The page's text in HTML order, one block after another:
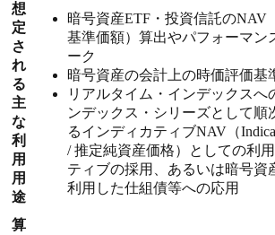
想
定
さ
れ
る
主
な
利
用
用
途
暗号資産ETF・投資信託のNAV
基準価額）算出やパフォーマン
ーク
暗号資産の会計上の時価評価基
リアルタイム・インデックスへ
ンデックス・シリーズとして順
るインディカティブNAV（
/ 推定純資産価格）としての利
ティブの採用、あるいは暗号資
利用した仕組債等への応用
算